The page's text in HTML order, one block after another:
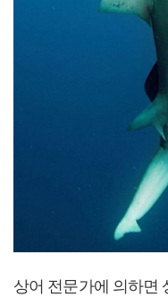
상어 전문가에 의하면